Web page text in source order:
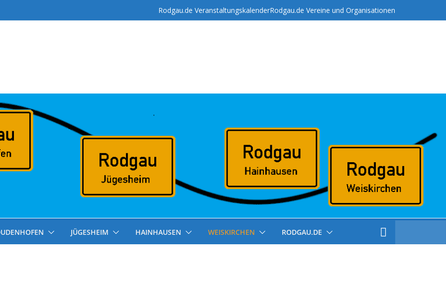
Rodgau.de VeranstaltungskalenderRodgau.de Vereine und Organisationen
JÜGESHEIM HAINHAUSEN WEISKIRCHEN RODGAU.DE